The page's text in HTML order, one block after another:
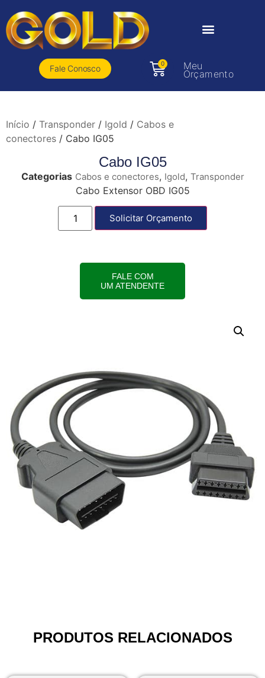
Fale Conosco
0 Meu
Orçamento
Início / Transponder / Igold / Cabos e
conectores / Cabo IG05
Cabo IG05
Categorias Cabos e conectores, Igold, Transponder
Cabo Extensor OBD IG05
Solicitar Orçamento
FALE COM
UM ATENDENTE
PRODUTOS RELACIONADOS